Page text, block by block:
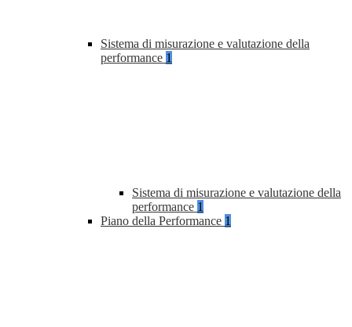
Sistema di misurazione e valutazione della
performance 1
Sistema di misurazione e valutazione della
performance 1
Piano della Performance 1